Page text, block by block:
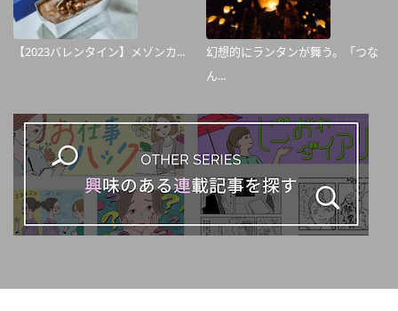
【2023バレンタイン】メゾンカ...
幻想的にランタンが舞う。「つな
ん...